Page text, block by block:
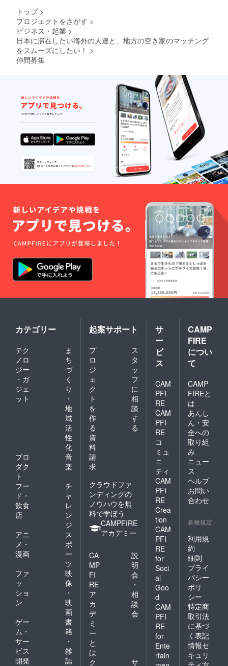
トップ >
プロジェクトをさがす >
ビジネス・起業 >
日本に滞在したい海外の人達と、地方の空き家のマッチング
をスムーズにしたい！ >
仲間募集
カテゴリー
テク
ノロ
ジー
・ガ
ジェ
ット
ま
ち
づ
く
り
・
地
域
活
性
化
プロ
ダク
ト
音
楽
フー
ド・
飲食
店
チ
ャ
レ
ン
ジ
アニ
メ・
漫画
ス
ポ
ー
ツ
ファ
ッ
ショ
ン
映
像
・
映
画
ゲー
ム・
サー
ビス
開発
書
籍
・
雑
誌
起案サポート
プ
ロ
ジ
ェ
ク
ト
を
作
る
ス
タ
ッ
フ
に
相
談
す
る
資
料
請
求
クラウドファ
ンディングの
ノウハウを無
料で学ぼう
CAMPFIRE
アカデミー
CA
MP
FI
RE
ア
カ
デ
ミ
ー
と
は
説
明
会
・
相
談
会
ク
サ
サ
ー
ビ
ス
CAM
PFI
RE
CAM
PFI
RE
コ
ミュ
ニ
ティ
CAM
PFI
RE
Crea
tion
CAM
PFI
RE
for
Soci
al
Goo
d
CAM
PFI
RE
for
Ente
rtain
CAMP
FIRE
につい
て
CAMP
FIREと
は
あんし
ん・安
全への
取り組
み
ニュー
ス
ヘルプ
お問い
合わせ
各種規定
利用規
約
細則
プライ
バシー
ポリ
シー
特定商
取引法
に基づ
く表記
情報セ
キュリ